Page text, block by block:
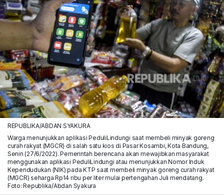
REPUBLIKA/ABDAN SYAKURA
Warga menunjukkan aplikasi PeduliLindungi saat membeli minyak goreng
curah rakyat (MGCR) di salah satu kios di Pasar Kosambi, Kota Bandung,
Senin (27/6/2022). Pemerintah berencana akan mewajibkan masyarakat
menggunakan aplikasi PeduliLindungi atau menunjukkan Nomor Induk
Kependudukan (NIK) pada KTP saat membeli minyak goreng curah rakyat
(MGCR) seharga Rp14 ribu per liter mulai pertengahan Juli mendatang.
Foto: Republika/Abdan Syakura